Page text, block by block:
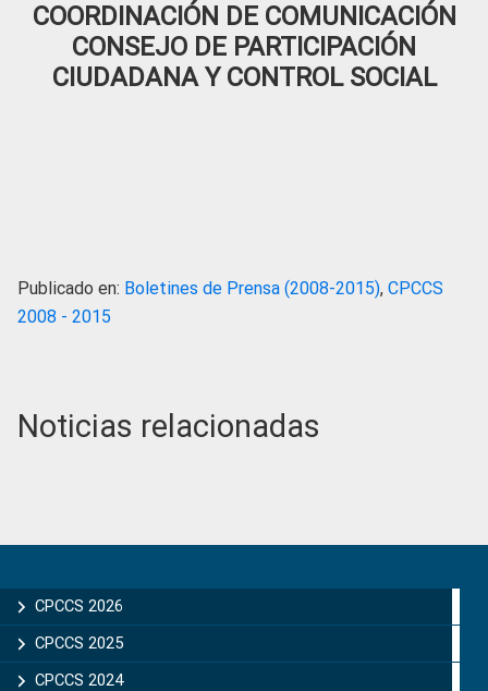
COORDINACIÓN DE COMUNICACIÓN
CONSEJO DE PARTICIPACIÓN
CIUDADANA Y CONTROL SOCIAL
Publicado en: Boletines de Prensa (2008-2015), CPCCS
2008 - 2015
Noticias relacionadas
Sidebar
CPCCS 2026
CPCCS 2025
CPCCS 2024